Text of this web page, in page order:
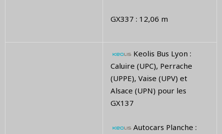
GX337 : 12,06 m
Keolis Bus Lyon :
Caluire (UPC), Perrache
(UPPE), Vaise (UPV) et
Alsace (UPN) pour les
GX137
Autocars Planche :